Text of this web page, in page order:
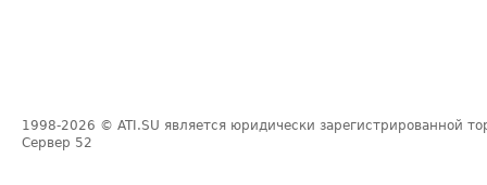
1998-2026 © ATI.SU является юридически зарегистрированной
Сервер 52